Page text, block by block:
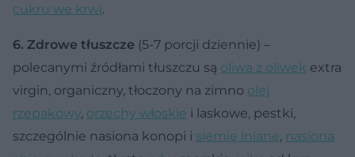
cukru we krwi.
6. Zdrowe tłuszcze (5-7 porcji dziennie) –
polecanymi źródłami tłuszczu są oliwa z oliwek extra
virgin, organiczny, tłoczony na zimno olej
rzepakowy, orzechy włoskie i laskowe, pestki,
szczególnie nasiona konopi i siemię lniane, nasiona